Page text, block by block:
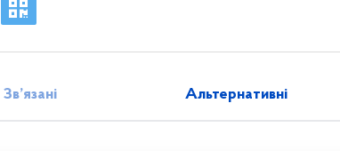
Зв’язані Альтернативні